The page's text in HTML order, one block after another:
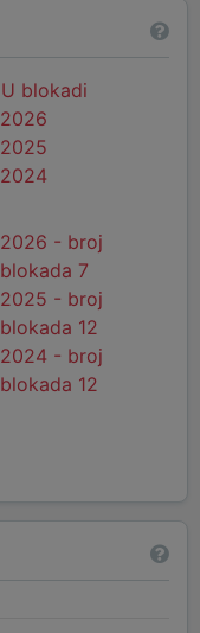
U blokadi
2026
2025
2024
2026 - broj
blokada 7
2025 - broj
blokada 12
2024 - broj
blokada 12